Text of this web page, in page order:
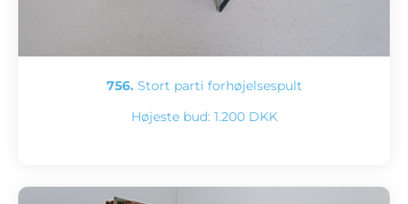
756. Stort parti forhøjelsespult
Højeste bud: 1.200 DKK